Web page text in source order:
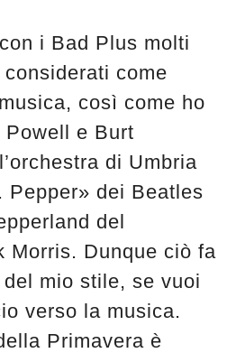
i Bad Plus molti
come
così come ho
e Burt
di Umbria
Pepper» dei Beatles
del
Morris. Dunque ciò fa
mio stile, se vuoi
verso la musica.
Primavera è